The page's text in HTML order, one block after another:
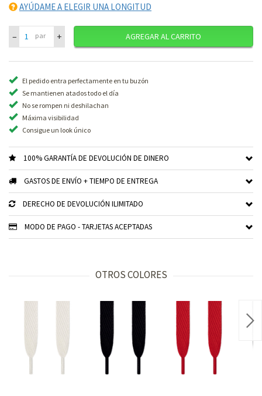
AYÚDAME A ELEGIR UNA LONGITUD
– par + AGREGAR AL CARRITO
El pedido entra perfectamente en tu buzón
Se mantienen atados todo el día
No se rompen ni deshilachan
Máxima visibilidad
Consigue un look único
100% GARANTÍA DE DEVOLUCIÓN DE DINERO
GASTOS DE ENVÍO + TIEMPO DE ENTREGA
DERECHO DE DEVOLUCIÓN ILIMITADO
MODO DE PAGO - TARJETAS ACEPTADAS
OTROS COLORES